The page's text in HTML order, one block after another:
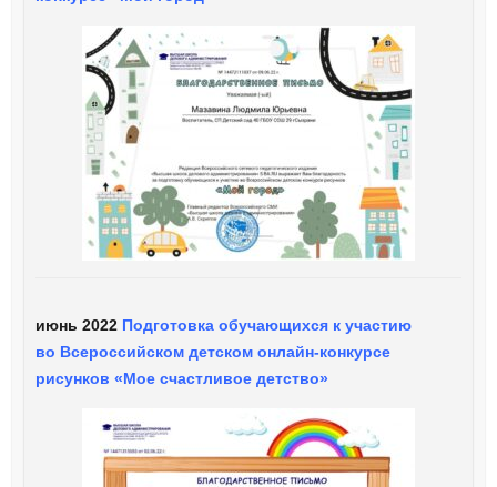
июнь 2022 Подготовка обучающихся к участию
во Всероссийском детском онлайн-конкурсе
рисунков «Мое счастливое детство»